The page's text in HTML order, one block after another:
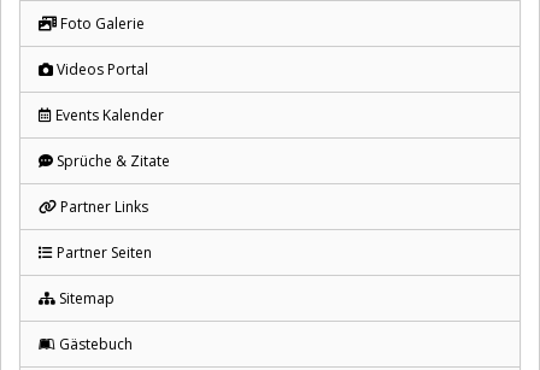
Foto Galerie
Videos Portal
Events Kalender
Sprüche & Zitate
Partner Links
Partner Seiten
Sitemap
Gästebuch